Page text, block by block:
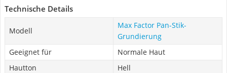
Technische Details
Modell
Max Factor Pan-Stik-
Grundierung
Geeignet für
Normale Haut
Hautton
Hell